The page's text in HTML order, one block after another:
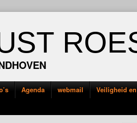
Agenda webmail Veiligheid